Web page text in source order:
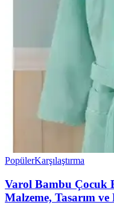
PopülerKarşılaştırma
Varol Bambu Çocuk
Malzeme, Tasarım